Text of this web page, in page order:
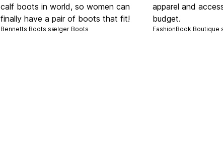
calf boots in world, so women can
finally have a pair of boots that fit!
Bennetts Boots sælger Boots
apparel and
budget.
FashionBook